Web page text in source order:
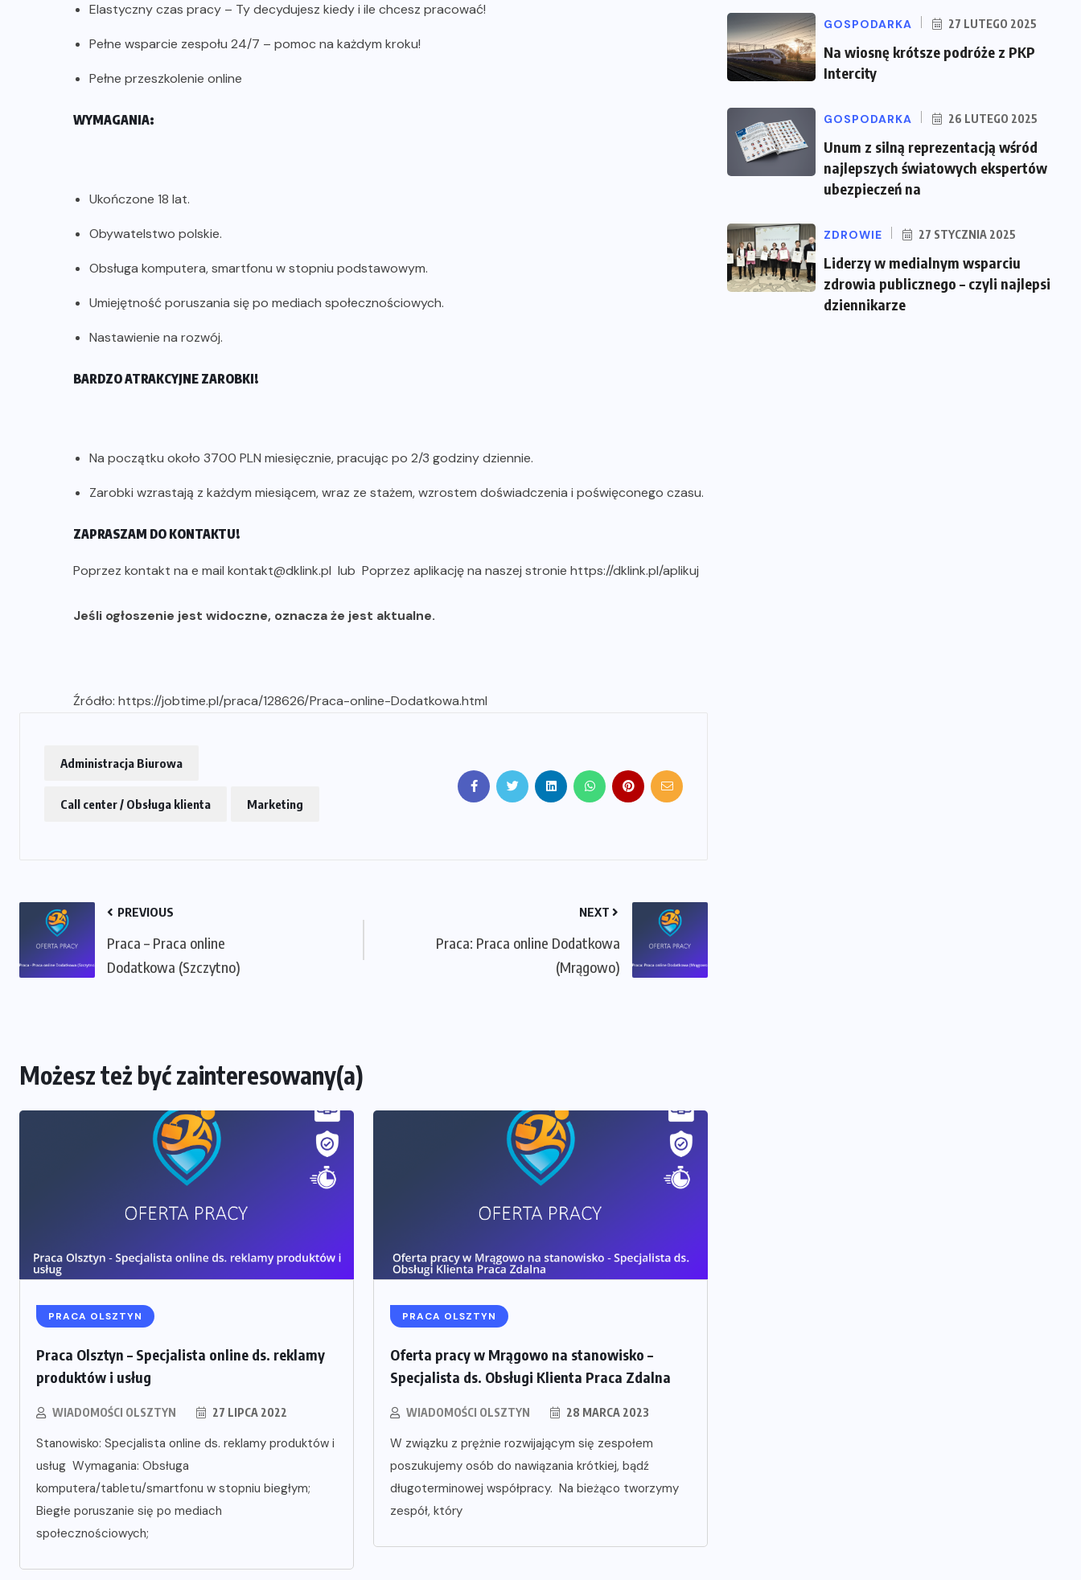
Elastyczny czas pracy – Ty decydujesz kiedy i ile chcesz pracować!
Pełne wsparcie zespołu 24/7 – pomoc na każdym kroku!
Pełne przeszkolenie online
WYMAGANIA:
Ukończone 18 lat.
Obywatelstwo polskie.
Obsługa komputera, smartfonu w stopniu podstawowym.
Umiejętność poruszania się po mediach społecznościowych.
Nastawienie na rozwój.
BARDZO ATRAKCYJNE ZAROBKI!
Na początku około 3700 PLN miesięcznie, pracując po 2/3 godziny dziennie.
Zarobki wzrastają z każdym miesiącem, wraz ze stażem, wzrostem doświadczenia i poświęconego czasu.
ZAPRASZAM DO KONTAKTU!
Poprzez kontakt na e mail kontakt@dklink.pl lub Poprzez aplikację na naszej stronie https://dklink.pl/aplikuj
Jeśli ogłoszenie jest widoczne, oznacza że jest aktualne.
Źródło: https://jobtime.pl/praca/128626/Praca-online-Dodatkowa.html
Administracja Biurowa
Call center / Obsługa klienta Marketing
PREVIOUS
Praca – Praca online
Dodatkowa (Szczytno)
NEXT
Praca: Praca online Dodatkowa
(Mrągowo)
Możesz też być zainteresowany(a)
PRACA OLSZTYN
Praca Olsztyn – Specjalista online ds. reklamy
produktów i usług
WIADOMOŚCI OLSZTYN 27 LIPCA 2022
Stanowisko: Specjalista online ds. reklamy produktów i
usług Wymagania: Obsługa
komputera/tabletu/smartfonu w stopniu biegłym;
Biegłe poruszanie się po mediach
społecznościowych;
PRACA OLSZTYN
Oferta pracy w Mrągowo na stanowisko –
Specjalista ds. Obsługi Klienta Praca Zdalna
WIADOMOŚCI OLSZTYN 28 MARCA 2023
W związku z prężnie rozwijającym się zespołem
poszukujemy osób do nawiązania krótkiej, bądź
długoterminowej współpracy. Na bieżąco tworzymy
zespół, który
GOSPODARKA 27 LUTEGO 2025
Na wiosnę krótsze podróże z PKP
Intercity
GOSPODARKA 26 LUTEGO 2025
Unum z silną reprezentacją wśród
najlepszych światowych ekspertów
ubezpieczeń na
ZDROWIE 27 STYCZNIA 2025
Liderzy w medialnym wsparciu
zdrowia publicznego – czyli najlepsi
dziennikarze